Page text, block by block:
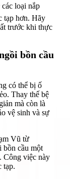
loại nắp
tạp hơn. Hãy
trước khi thực
bồn cầu
có thể bị ố
Thay thế bệ
mà còn là
vệ sinh và sự
Vũ từ
bồn cầu một
Công việc này
tạp.